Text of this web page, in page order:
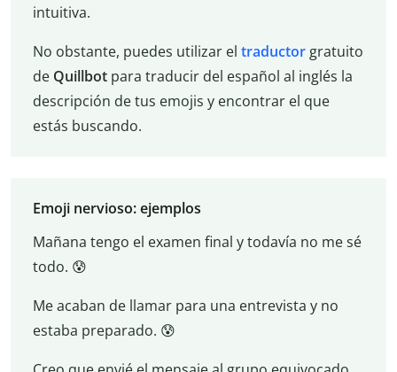
intuitiva.
No obstante, puedes utilizar el traductorgratuito
de Quillbotpara traducir del español al inglés la
descripción de tus emojis y encontrar el que
estás buscando.
Emoji nervioso: ejemplos
Mañana tengo el examen final y todavía no me sé
todo. 😰
Me acaban de llamar para una entrevista y no
estaba preparado. 😰